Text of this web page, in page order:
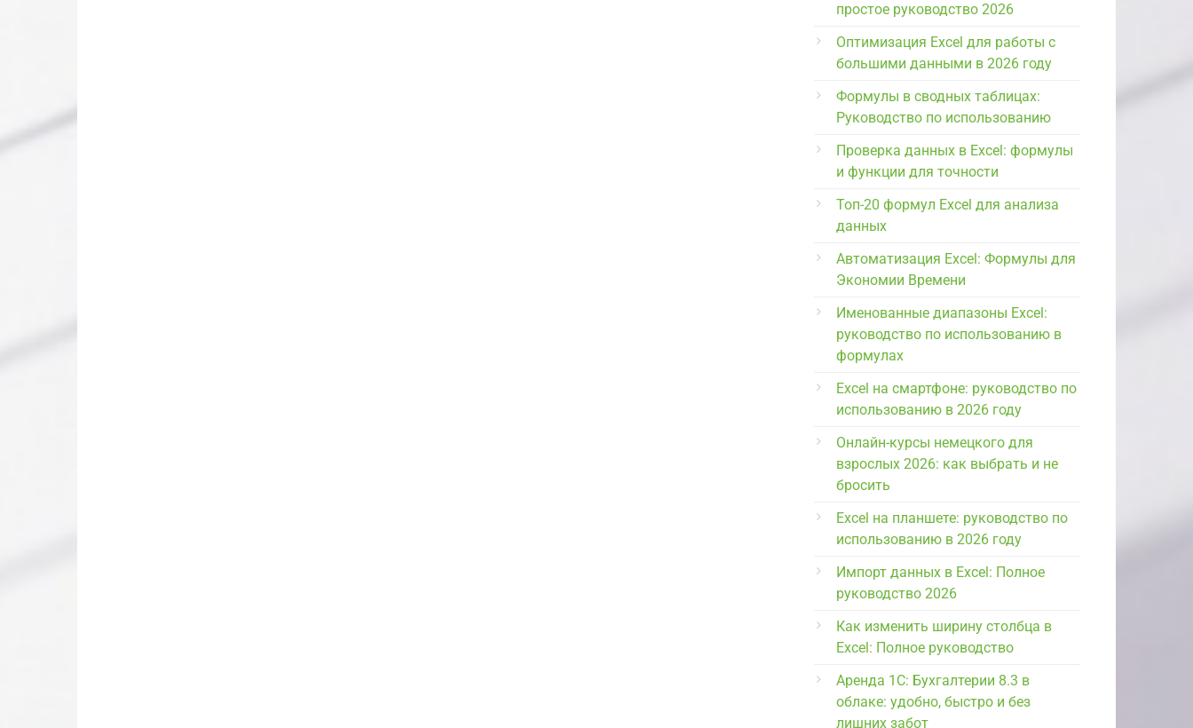
простое руководство 2026
Оптимизация Excel для работы с
большими данными в 2026 году
Формулы в сводных таблицах:
Руководство по использованию
Проверка данных в Excel: формулы
и функции для точности
Топ-20 формул Excel для анализа
данных
Автоматизация Excel: Формулы для
Экономии Времени
Именованные диапазоны Excel:
руководство по использованию в
формулах
Excel на смартфоне: руководство по
использованию в 2026 году
Онлайн-курсы немецкого для
взрослых 2026: как выбрать и не
бросить
Excel на планшете: руководство по
использованию в 2026 году
Импорт данных в Excel: Полное
руководство 2026
Как изменить ширину столбца в
Excel: Полное руководство
Аренда 1С: Бухгалтерии 8.3 в
облаке: удобно, быстро и без
лишних забот